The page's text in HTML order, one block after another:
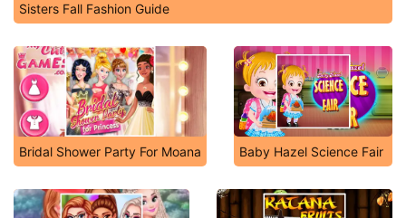
Sisters Fall Fashion Guide
Bridal Shower Party For Moana Baby Hazel Science Fair